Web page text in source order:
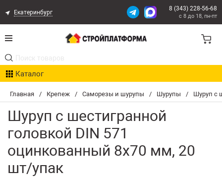
Главная / Крепеж / Саморезы и шурупы / Шурупы / Шуруп с
Шуруп с шестигранной
головкой DIN 571
оцинкованный 8х70 мм, 20
шт/упак
Екатеринбург
8 (343) 228-56-68
с 8 до 18, пн-пт
Каталог
Акции
Расчет доставки
Организациям
Опыт поставок
Статьи
Контакты